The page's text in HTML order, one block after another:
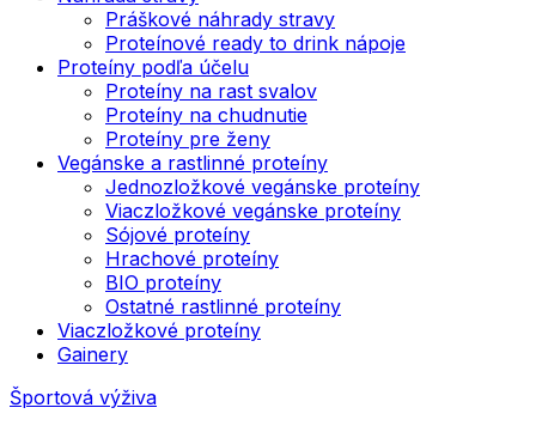
Práškové náhrady stravy
Proteínové ready to drink nápoje
Proteíny podľa účelu
Proteíny na rast svalov
Proteíny na chudnutie
Proteíny pre ženy
Vegánske a rastlinné proteíny
Jednozložkové vegánske proteíny
Viaczložkové vegánske proteíny
Sójové proteíny
Hrachové proteíny
BIO proteíny
Ostatné rastlinné proteíny
Viaczložkové proteíny
Gainery
Športová výživa